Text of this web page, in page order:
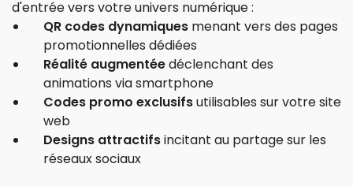
d'entrée vers votre univers numérique :
QR codes dynamiques menant vers des pages
promotionnelles dédiées
Réalité augmentéedéclenchant des
animations via smartphone
Codes promo exclusifsutilisables sur votre site
web
Designs attractifsincitant au partage sur les
réseaux sociaux